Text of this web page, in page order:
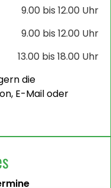
9.00 bis 12.00 Uhr
9.00 bis 12.00 Uhr
13.00 bis 18.00 Uhr
die
E-Mail oder